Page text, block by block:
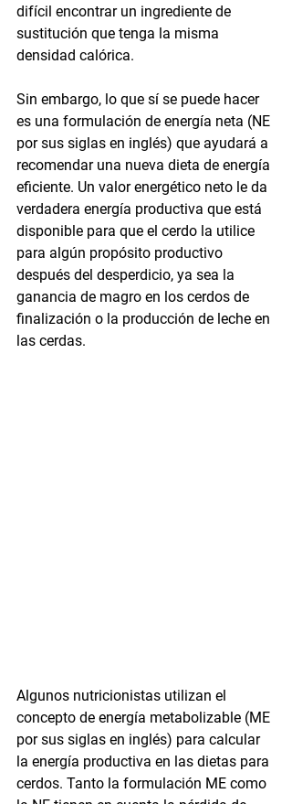
difícil encontrar un ingrediente de
sustitución que tenga la misma
densidad calórica.
Sin embargo, lo que sí se puede hacer
es una formulación de energía neta (NE
por sus siglas en inglés) que ayudará a
recomendar una nueva dieta de energía
eficiente. Un valor energético neto le da
verdadera energía productiva que está
disponible para que el cerdo la utilice
para algún propósito productivo
después del desperdicio, ya sea la
ganancia de magro en los cerdos de
finalización o la producción de leche en
las cerdas.
Algunos nutricionistas utilizan el
concepto de energía metabolizable (ME
por sus siglas en inglés) para calcular
la energía productiva en las dietas para
cerdos. Tanto la formulación ME como